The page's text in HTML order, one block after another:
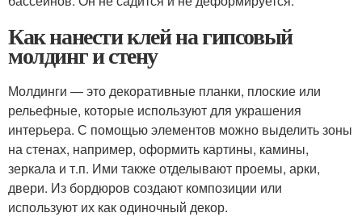
Как нанести клей на гипсовый
молдинг и стену
Молдинги — это декоративные планки, плоские или
рельефные, которые используют для украшения
интерьера. С помощью элементов можно выделить зоны
на стенах, например, оформить картины, камины,
зеркала и т.п. Ими также отделывают проемы, арки,
двери. Из бордюров создают композиции или
используют их как одиночный декор.